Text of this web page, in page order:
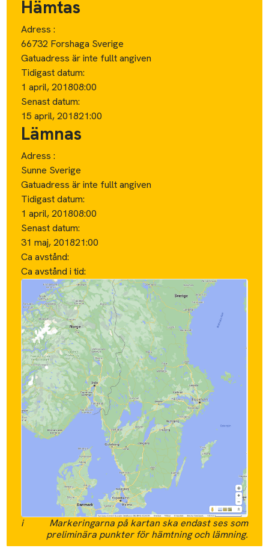
Hämtas
Adress :
66732 Forshaga Sverige
Gatuadress är inte fullt angiven
Tidigast datum:
1 april, 201808:00
Senast datum:
15 april, 201821:00
Lämnas
Adress :
Sunne Sverige
Gatuadress är inte fullt angiven
Tidigast datum:
1 april, 201808:00
Senast datum:
31 maj, 201821:00
Ca avstånd:
Ca avstånd i tid:
i
Markeringarna på kartan ska endast ses som
preliminära punkter för hämtning och lämning.